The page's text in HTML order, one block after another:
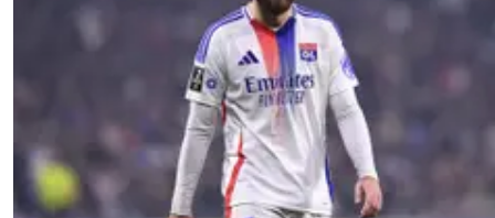
solace 24 janvier 2021 à 10:01 +312
Les fameux "jeunes" comme disent les journalistes.Ils
dans les bons coups "les jeunes".Même s'ils sont
risquent quoi ? Une amende ? Ils retourneront
dehors après un blâme
Répondre